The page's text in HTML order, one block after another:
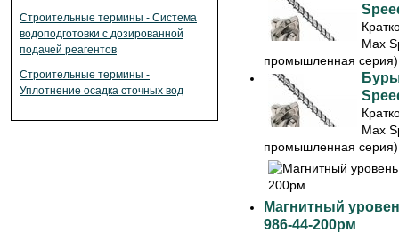
Строительные термины - Система
водоподготовки с дозированной
подачей реагентов
Строительные термины -
Уплотнение осадка сточных вод
Max
промышленная
Max
промышленная
Магнитный
986-44-200рм